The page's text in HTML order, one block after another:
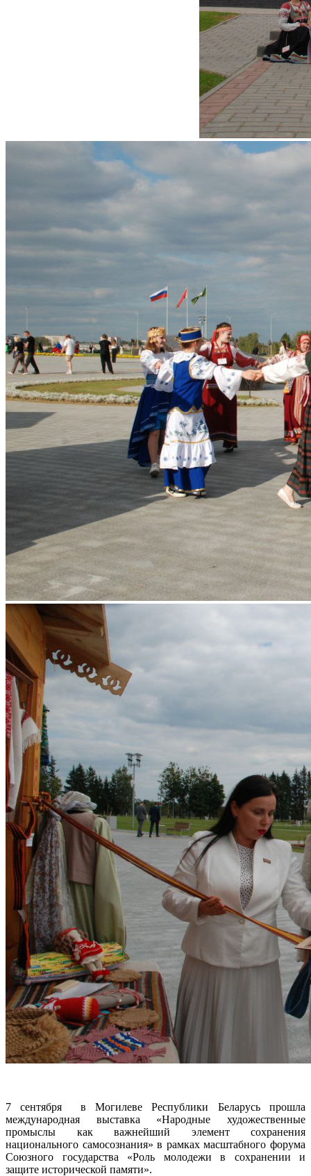
7 сентября в Могилеве Республики Беларусь прошла
международная выставка «Народные художественные
промыслы как важнейший элемент сохранения
национального самосознания» в рамках масштабного форума
Союзного государства «Роль молодежи в сохранении и
защите исторической памяти».